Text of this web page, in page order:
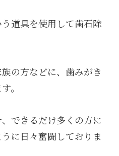
道具を使用して歯石除
の方などに、歯みがき
。
できるだけ多くの方に
に日々奮闘しておりま